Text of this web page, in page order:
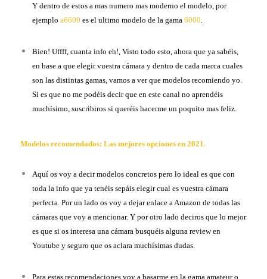
Y dentro de estos a mas numero mas moderno el modelo, por
ejemploa6600 es el ultimo modelo de la gama6000
Bien! Uffff, cuanta info eh!, Visto todo esto, ahora que ya sabéis,
en base a que elegir vuestra cámara y dentro de cada marca cuales
son las distintas gamas, vamos a ver que modelos recomiendo yo.
Si es que no me podéis decir que en este canal no aprendéis
muchísimo, suscribiros si queréis hacerme un poquito mas feliz.
Modelos recomendados: Las mejores opciones en 2021.
Aquí os voy a decir modelos concretos pero lo ideal es que con
toda la info que ya tenéis sepáis elegir cual es vuestra cámara
perfecta. Por un lado os voy a dejar enlace a Amazon de todas las
cámaras que voy a mencionar. Y por otro lado deciros que lo mejor
es que si os interesa una cámara busquéis alguna review en
Youtube y seguro que os aclara muchísimas dudas.
Para estas recomendaciones voy a basarme en la gama amateur o